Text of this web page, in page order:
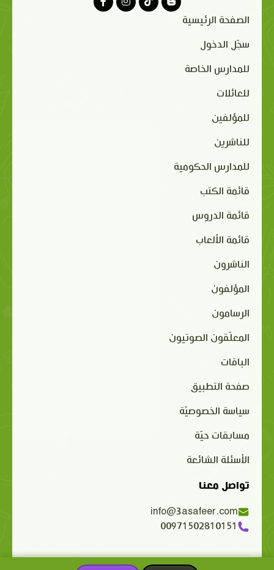
الصفحة الرئيسية
سجّل الدخول
للمدارس الخاصة
للعائلات
للمؤلفين
للناشرين
للمدارس الحكومية
قائمة الكتب
قائمة الدروس
قائمة الألعاب
الناشرون
المؤلفون
الرسامون
المعلّقون الصوتيون
الباقات
صفحة التطبيق
سياسة الخصوصيّة
مسابقات حيّة
الأسئلة الشائعة
تواصل معنا
info@3asafeer.com
00971502810151